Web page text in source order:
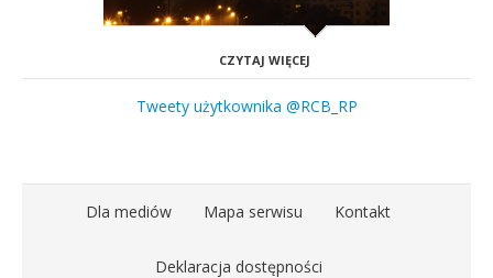
CZYTAJ WIĘCEJ
Tweety użytkownika @RCB_RP
Dla mediów Mapa serwisu Kontakt
Deklaracja dostępności